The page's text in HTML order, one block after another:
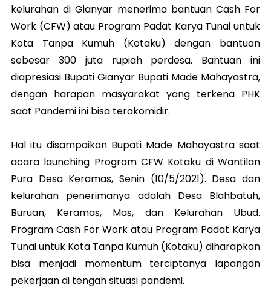
kelurahan di Gianyar menerima bantuan Cash For
Work (CFW) atau Program Padat Karya Tunai untuk
Kota Tanpa Kumuh (Kotaku) dengan bantuan
sebesar 300 juta rupiah perdesa. Bantuan ini
diapresiasi Bupati Gianyar Bupati Made Mahayastra,
dengan harapan masyarakat yang terkena PHK
saat Pandemi ini bisa terakomidir.
Hal itu disampaikan Bupati Made Mahayastra saat
acara launching Program CFW Kotaku di Wantilan
Pura Desa Keramas, Senin (10/5/2021). Desa dan
kelurahan penerimanya adalah Desa Blahbatuh,
Buruan, Keramas, Mas, dan Kelurahan Ubud.
Program Cash For Work atau Program Padat Karya
Tunai untuk Kota Tanpa Kumuh (Kotaku) diharapkan
bisa menjadi momentum terciptanya lapangan
pekerjaan di tengah situasi pandemi.